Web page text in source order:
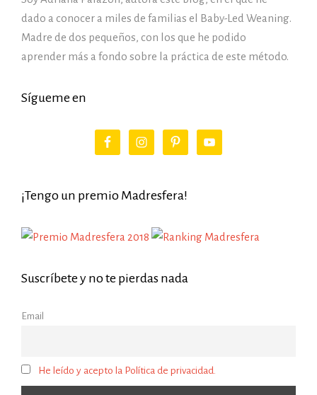
dado a conocer a miles de familias el Baby-Led Weaning.
Madre de dos pequeños, con los que he podido
aprender más a fondo sobre la práctica de este método.
Sígueme en
¡Tengo un premio Madresfera!
Suscríbete y no te pierdas nada
Email
He leído y acepto la Política de privacidad.